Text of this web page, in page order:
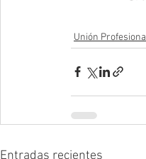
Unión
Entradas recientes